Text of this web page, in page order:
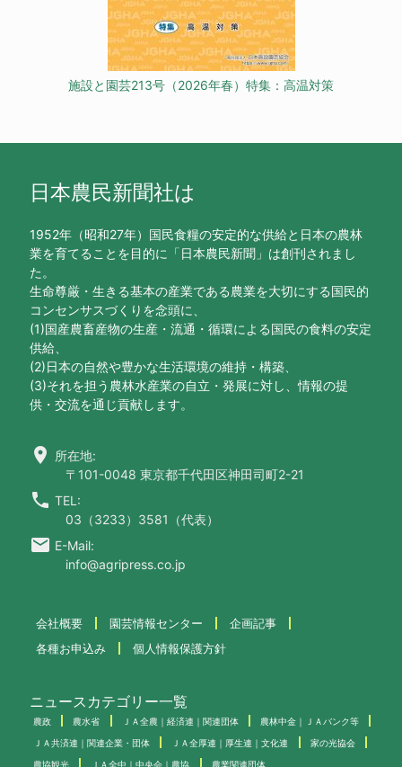
施設と園芸213号（2026年春）特集：高温対策
日本農民新聞社は
1952年（昭和27年）国民食糧の安定的な供給と日本の農林
業を育てることを目的に「日本農民新聞」は創刊されまし
た。
生命尊厳・生きる基本の産業である農業を大切にする国民的
コンセンサスづくりを念頭に、
(1)国産農畜産物の生産・流通・循環による国民の食料の安定
供給、
(2)日本の自然や豊かな生活環境の維持・構築、
(3)それを担う農林水産業の自立・発展に対し、情報の提
供・交流を通じ貢献します。
location_on 所在地:
〒101-0048 東京都千代田区神田司町2-21
call TEL:
03（3233）3581（代表）
email E-Mail:
info@agripress.co.jp
会社概要 園芸情報センター
企画記事
各種お申込み
個人情報保護方針
ニュースカテゴリー一覧
農政 農水省 ＪＡ全農｜経済連｜関連団体 農林中金｜ＪＡバンク等
ＪＡ共済連｜関連企業・団体 ＪＡ全厚連｜厚生連｜文化連 家の光協会
農協観光 ＪＡ全中｜中央会｜農協 農業関連団体